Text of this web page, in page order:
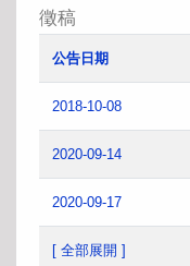
徵稿
公告日期
2018-10-08
2020-09-14
2020-09-17
[ 全部展開 ]